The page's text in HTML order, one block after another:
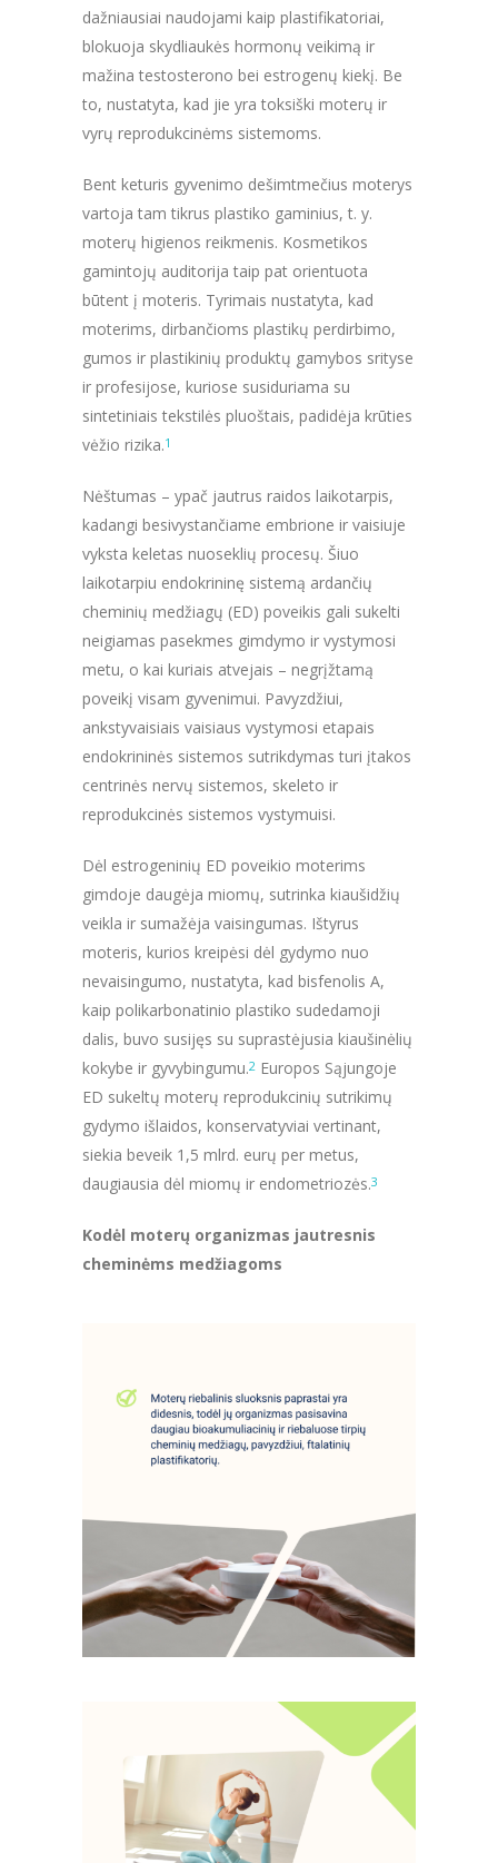
dažniausiai naudojami kaip plastifikatoriai,
blokuoja skydliaukės hormonų veikimą ir
mažina testosterono bei estrogenų kiekį. Be
to, nustatyta, kad jie yra toksiški moterų ir
vyrų reprodukcinėms sistemoms.
Bent keturis gyvenimo dešimtmečius moterys
vartoja tam tikrus plastiko gaminius, t. y.
moterų higienos reikmenis. Kosmetikos
gamintojų auditorija taip pat orientuota
būtent į moteris. Tyrimais nustatyta, kad
moterims, dirbančioms plastikų perdirbimo,
gumos ir plastikinių produktų gamybos srityse
ir profesijose, kuriose susiduriama su
sintetiniais tekstilės pluoštais, padidėja krūties
vėžio rizika.1
Nėštumas – ypač jautrus raidos laikotarpis,
kadangi besivystančiame embrione ir vaisiuje
vyksta keletas nuoseklių procesų. Šiuo
laikotarpiu endokrininę sistemą ardančių
cheminių medžiagų (ED) poveikis gali sukelti
neigiamas pasekmes gimdymo ir vystymosi
metu, o kai kuriais atvejais – negrįžtamą
poveikį visam gyvenimui. Pavyzdžiui,
ankstyvaisiais vaisiaus vystymosi etapais
endokrininės sistemos sutrikdymas turi įtakos
centrinės nervų sistemos, skeleto ir
reprodukcinės sistemos vystymuisi.
Dėl estrogeninių ED poveikio moterims
gimdoje daugėja miomų, sutrinka kiaušidžių
veikla ir sumažėja vaisingumas. Ištyrus
moteris, kurios kreipėsi dėl gydymo nuo
nevaisingumo, nustatyta, kad bisfenolis A,
kaip polikarbonatinio plastiko sudedamoji
dalis, buvo susijęs su suprastėjusia kiaušinėlių
kokybe ir gyvybingumu.2 Europos Sąjungoje
ED sukeltų moterų reprodukcinių sutrikimų
gydymo išlaidos, konservatyviai vertinant,
siekia beveik 1,5 mlrd. eurų per metus,
daugiausia dėl miomų ir endometriozės.3
Kodėl moterų organizmas jautresnis
cheminėms medžiagoms